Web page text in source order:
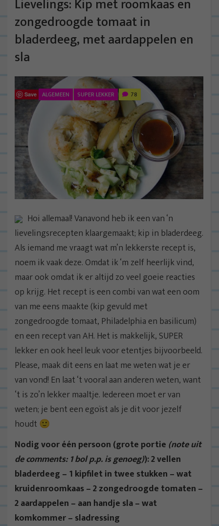
Lievelings: Kip met roomkaas en
zongedroogde tomaat in
bladerdeeg, met aardappelen en
sla
Save ALGEMEEN SUPER LEKKER 78
Hoi allemaal! Vanavond heb ik een van ‘n
lievelingsrecepten klaargemaakt; kip in bladerdeeg.
Als iemand me vraagt wat m’n lekkerste recept is,
noem ik vaak deze. Omdat ik ‘m zelf heerlijk vind,
maar ook omdat ik er altijd zo veel goeie reacties
op krijg. Het recept is een combi van wat een oom
van me eens maakte (kip gevuld met
zongedroogde tomaat, Philadelphia en basilicum)
en een recept van AH. Het is makkelijk, SUPER
lekker en ook heel leuk voor etentjes bijvoorbeeld.
Please, maak dit eens en laat me weten wat je er
van vond! En laat ‘t vooral aan anderen weten, want
‘t is zo’n lekker maaltje. Iedereen moet er van
weten; je bent een egoïst als je dit voor jezelf
houdt 🙂
Nodig voor één persoon (grote portie (note uit
de comments: 1 bol p.p. is genoeg)): 2 vellen
bladerdeeg – 1 kipfilet in twee stukken – wat
kruidenroomkaas – 2 zongedroogde tomaten –
2 aardappelen – aan handje sla – wat
komkommer – sladressing